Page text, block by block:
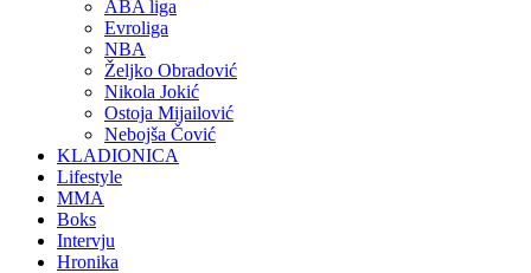
ABA liga
Evroliga
NBA
Željko Obradović
Nikola Jokić
Ostoja Mijailović
Nebojša Čović
KLADIONICA
Lifestyle
MMA
Boks
Intervju
Hronika